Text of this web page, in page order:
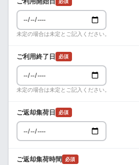
未定の場合は未定とご記入ください。
ご利用終了日 必須
未定の場合は未定とご記入ください。
ご返却集荷日 必須
ご返却集荷時間 必須